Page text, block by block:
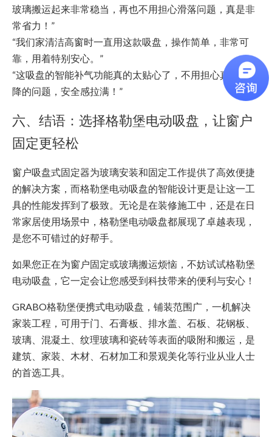
玻璃搬运起来非常稳当，再也不用担心滑落问题，真是非
常省力！”
“我们家清洁高窗时一直用这款吸盘，操作简单，非常可
靠，用着特别安心。”
“这吸盘的智能补气功能真的太贴心了，不用担心真空度下
降的问题，安全感拉满！”
六、结语：选择格勒堡电动吸盘，让窗户
固定更轻松
窗户吸盘式固定器为玻璃安装和固定工作提供了高效便捷
的解决方案，而格勒堡电动吸盘的智能设计更是让这一工
具的性能发挥到了极致。无论是在装修施工中，还是在日
常家居使用场景中，格勒堡电动吸盘都展现了卓越表现，
是您不可错过的好帮手。
如果您正在为窗户固定或玻璃搬运烦恼，不妨试试格勒堡
电动吸盘，它一定会让您感受到科技带来的便利与安心！
GRABO格勒堡便携式电动吸盘，铺装范围广，一机解决
家装工程，可用于门、石膏板、排水盖、石板、花钢板、
玻璃、混凝土、纹理玻璃和瓷砖等表面的吸附和搬运，是
建筑、家装、木材、石材加工和景观美化等行业从业人士
的首选工具。